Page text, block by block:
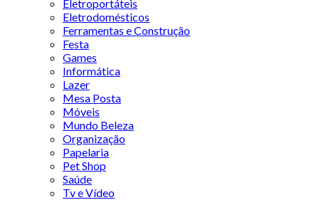
Eletroportáteis
Eletrodomésticos
Ferramentas e Construção
Festa
Games
Informática
Lazer
Mesa Posta
Móveis
Mundo Beleza
Organização
Papelaria
Pet Shop
Saúde
Tv e Vídeo